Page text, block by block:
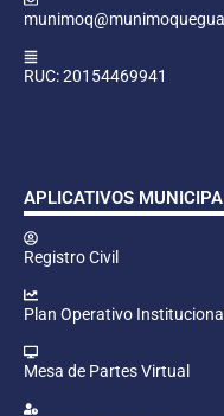
RUC: 20154469941
APLICATIVOS
Registro Civil
Plan Operativo Institucional
Mesa de Partes Virtual